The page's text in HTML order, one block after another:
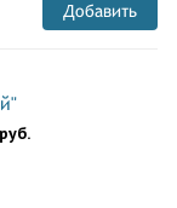
Добавить